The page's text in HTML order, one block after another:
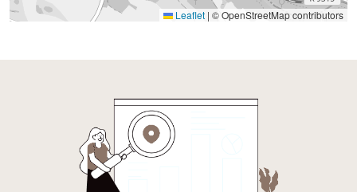
Leaflet | © OpenStreetMap contributors